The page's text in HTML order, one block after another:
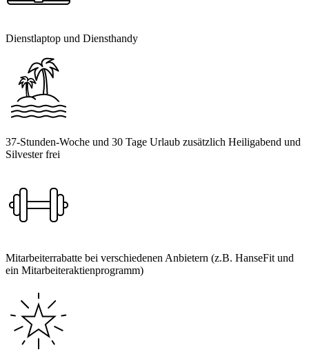
Dienstlaptop und Diensthandy
37-Stunden-Woche und 30 Tage Urlaub zusätzlich Heiligabend und
Silvester frei
Mitarbeiterrabatte bei verschiedenen Anbietern (z.B. HanseFit und
ein Mitarbeiteraktienprogramm)